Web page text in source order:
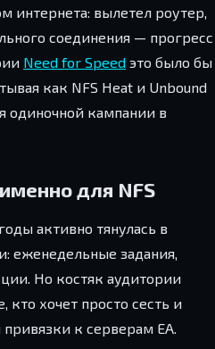
интернета: вылетел роутер,
соединения — прогресс
Need for Speed это было бы
как NFS Heat и Unbound
одиночной кампании в
для NFS
активно тянулась в
еженедельные задания,
Но костяк аудитории
кто хочет просто сесть и
к серверам EA.